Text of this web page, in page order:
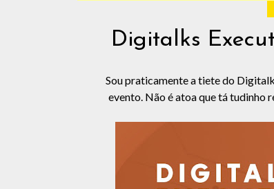
Digitalks
Sou praticamente a tiete do
evento. Não é atoa que tá tudinho